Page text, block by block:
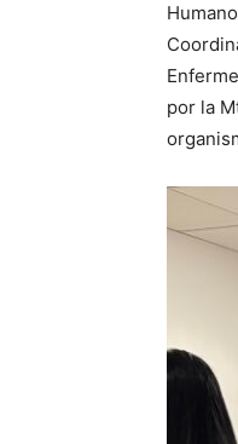
por la